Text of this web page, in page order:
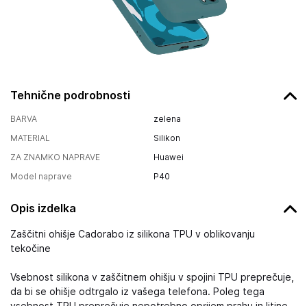
Tehnične podrobnosti
BARVA
zelena
MATERIAL
Silikon
ZA ZNAMKO NAPRAVE
Huawei
Model naprave
P40
Opis izdelka
Zaščitni ohišje Cadorabo iz silikona TPU v oblikovanju
tekočine
Vsebnost silikona v zaščitnem ohišju v spojini TPU preprečuje,
da bi se ohišje odtrgalo iz vašega telefona. Poleg tega